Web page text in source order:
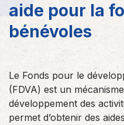
aide pour la
bénévoles
Le Fonds pour le
(FDVA) est un
développement des
permet d’obtenir des